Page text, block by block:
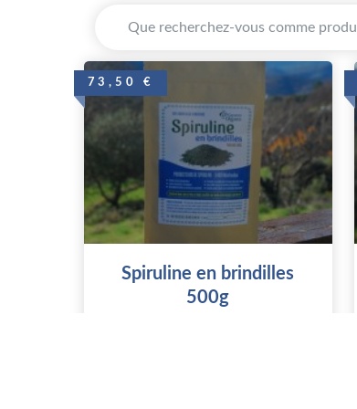
73,50 €
Spiruline en brindilles
500g